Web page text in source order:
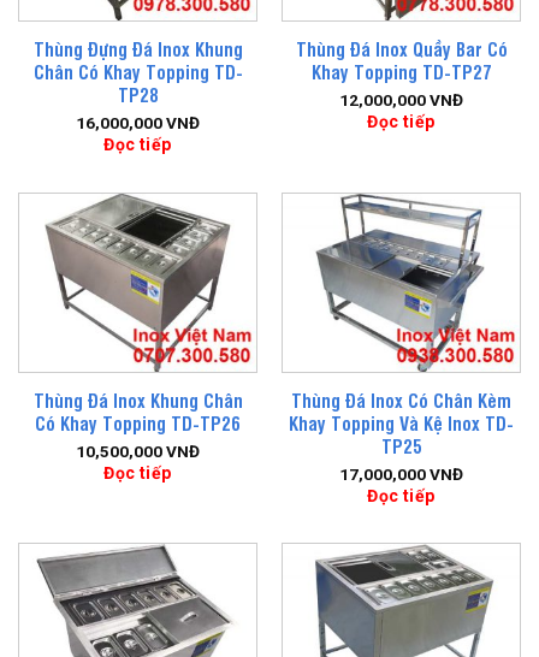
Thùng Đựng Đá Inox Khung
Chân Có Khay Topping TD-
TP28
16,000,000VNĐ
Đọc tiếp
Thùng Đá Inox Quầy Bar Có
Khay Topping TD-TP27
12,000,000VNĐ
Đọc tiếp
Thùng Đá Inox Khung Chân
Có Khay Topping TD-TP26
10,500,000VNĐ
Đọc tiếp
Thùng Đá Inox Có Chân Kèm
Khay Topping Và Kệ Inox TD-
TP25
17,000,000VNĐ
Đọc tiếp